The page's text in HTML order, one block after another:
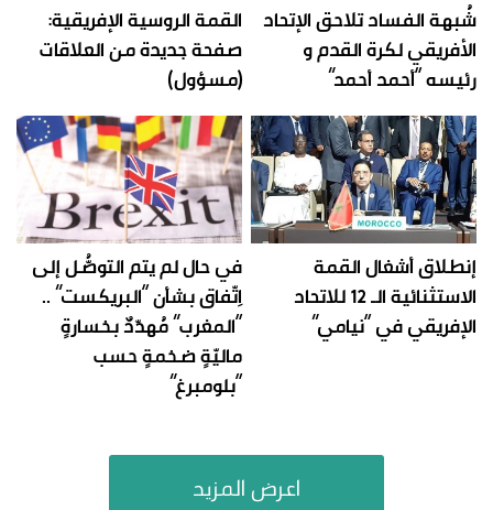
شُبهة الفساد تلاحق الإتحاد
الأفريقي لكرة القدم و
رئيسه “أحمد أحمد”
القمة الروسية الإفريقية:
صفحة جديدة من العلاقات
(مسؤول)
إنطلاق أشغال القمة
الاستثنائية الـ 12 للاتحاد
الإفريقي في “نيامي”
في حال لم يتم التوصُّل إلى
اِتّفاق بشأن “البريكست” ..
“المغرب” مُهدّدٌ بخسارةٍ
ماليّةٍ ضخمةٍ حسب
“بلومبرغ”
اعرض المزيد